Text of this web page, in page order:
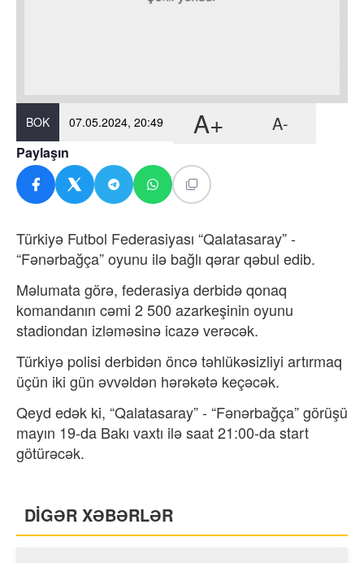
BOK 07.05.2024, 20:49 A+ A-
Paylaşın
Türkiyə Futbol Federasiyası “Qalatasaray” -
“Fənərbağça” oyunu ilə bağlı qərar qəbul edib.
Məlumata görə, federasiya derbidə qonaq
komandanın cəmi 2 500 azarkeşinin oyunu
stadiondan izləməsinə icazə verəcək.
Türkiyə polisi derbidən öncə təhlükəsizliyi artırmaq
üçün iki gün əvvəldən hərəkətə keçəcək.
Qeyd edək ki, “Qalatasaray” - “Fənərbağça” görüşü
mayın 19-da Bakı vaxtı ilə saat 21:00-da start
götürəcək.
DİGƏR XƏBƏRLƏR